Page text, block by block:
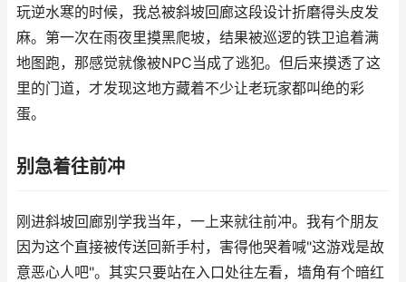
玩逆水寒的时候，我总被斜坡回廊这段设计折磨得头皮发
麻。第一次在雨夜里摸黑爬坡，结果被巡逻的铁卫追着满
地图跑，那感觉就像被NPC当成了逃犯。但后来摸透了这
里的门道，才发现这地方藏着不少让老玩家都叫绝的彩
蛋。
别急着往前冲
刚进斜坡回廊别学我当年，一上来就往前冲。我有个朋友
因为这个直接被传送回新手村，害得他哭着喊"这游戏是故
意恶心人吧"。其实只要站在入口处往左看，墙角有个暗红